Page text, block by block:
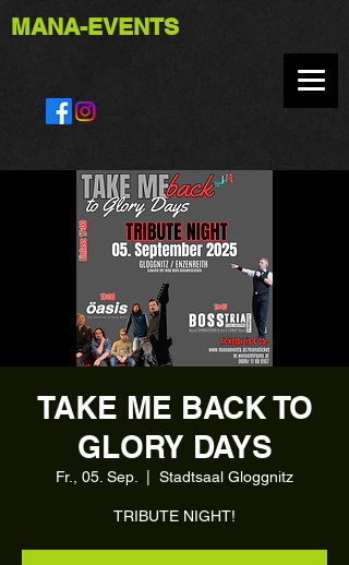
MANA-EVENTS
TAKE ME BACK TO
GLORY DAYS
Fr., 05. Sep. Stadtsaal Gloggnitz
TRIBUTE NIGHT!